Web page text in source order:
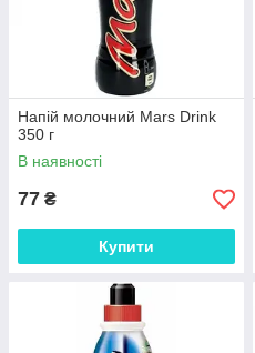
Напій молочний Mars Drink
350 г
В наявності
77 ₴
Купити